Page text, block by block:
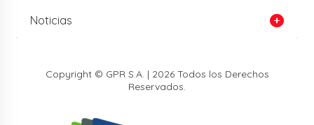
Noticias
Copyright © GPR S.A. | 2026 Todos los Derechos
Reservados.